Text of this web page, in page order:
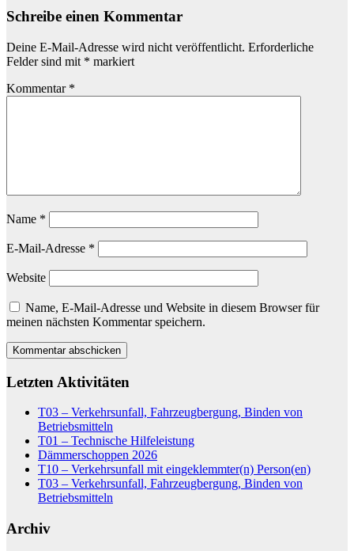
Schreibe einen Kommentar
Deine E-Mail-Adresse wird nicht veröffentlicht. Erforderliche
Felder sind mit * markiert
Kommentar *
Name *
E-Mail-Adresse *
Website
Name, E-Mail-Adresse und Website in diesem Browser für
meinen nächsten Kommentar speichern.
Letzten Aktivitäten
T03 – Verkehrsunfall, Fahrzeugbergung, Binden von
Betriebsmitteln
T01 – Technische Hilfeleistung
Dämmerschoppen 2026
T10 – Verkehrsunfall mit eingeklemmter(n) Person(en)
T03 – Verkehrsunfall, Fahrzeugbergung, Binden von
Betriebsmitteln
Archiv